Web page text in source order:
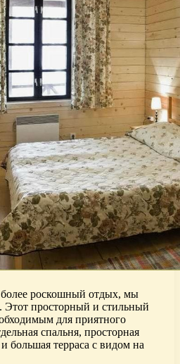
более роскошный отдых, мы
Этот просторный и стильный
для приятного
спальня, просторная
большая терраса с видом на